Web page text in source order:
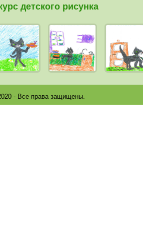
детского рисунка
- Все права защищены.